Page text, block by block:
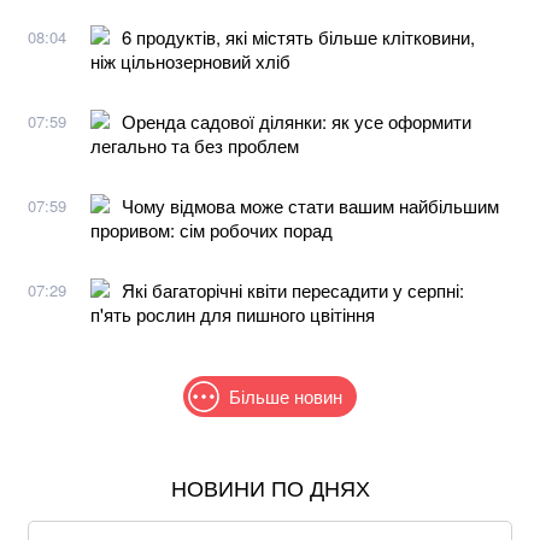
08:04
6 продуктів, які містять більше клітковини,
ніж цільнозерновий хліб
07:59
Оренда садової ділянки: як усе оформити
легально та без проблем
07:59
Чому відмова може стати вашим найбільшим
проривом: сім робочих порад
07:29
Які багаторічні квіти пересадити у серпні:
п'ять рослин для пишного цвітіння
Більше новин
В МЗС заявили, що слова Залужного щодо членства
НОВИНИ ПО ДНЯХ